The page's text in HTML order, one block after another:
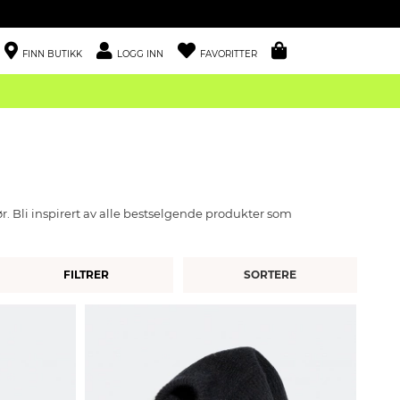
FINN BUTIKK LOGG INN FAVORITTER
Bli inspirert av alle bestselgende produkter som
FILTRER